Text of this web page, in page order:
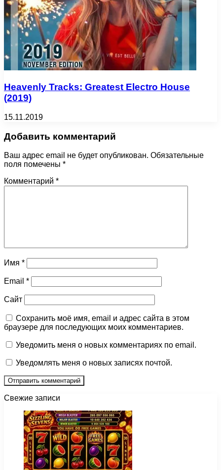
Heavenly Tracks: Greatest Electro House
(2019)
15.11.2019
Добавить комментарий
Ваш адрес email не будет опубликован. Обязательные
поля помечены *
Комментарий *
Имя *
Email *
Сайт
Сохранить моё имя, email и адрес сайта в этом
браузере для последующих моих комментариев.
Уведомить меня о новых комментариях по email.
Уведомлять меня о новых записях почтой.
Свежие записи